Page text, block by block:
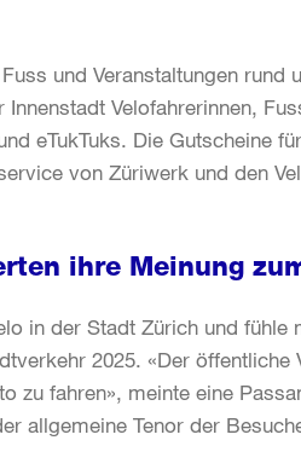
und Veranstaltungen rund
Velofahrerinnen,
eTukTuks. Die Gutscheine
von Züriwerk und den
ihre Meinung
in der Stadt Zürich und
2025. «Der
zu fahren», meinte eine
allgemeine Tenor der